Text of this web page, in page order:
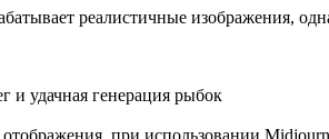
реалистичные изображения,
и удачная генерация рыбок
при использовании